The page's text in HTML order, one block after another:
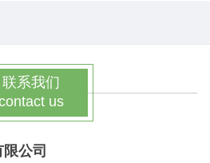
联系我们
us
公司